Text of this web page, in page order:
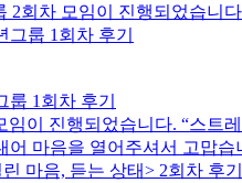
2회차 모임이 진행되었습니
1회차 후기
이 진행되었습니다. “스
마음을 열어주셔서 고맙습